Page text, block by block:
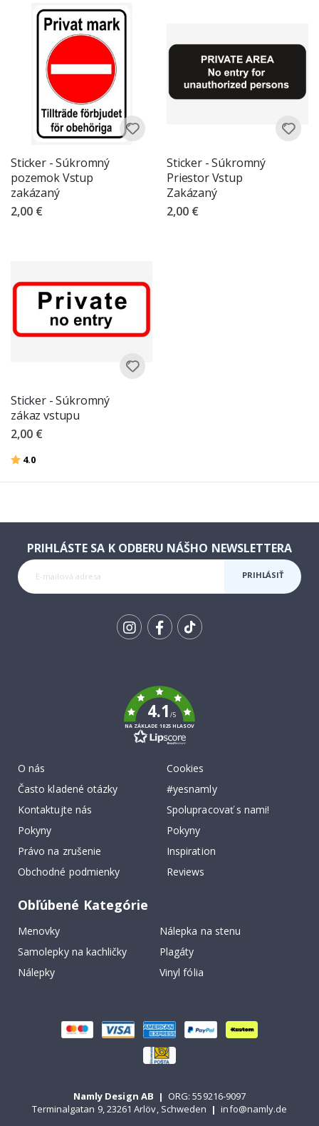
Sticker - Súkromný
pozemok Vstup
zakázaný
2,00 €
Sticker - Súkromný
Priestor Vstup
Zakázaný
2,00 €
Sticker - Súkromný
zákaz vstupu
2,00 €
Hodnotenie:
4.0
PRIHLÁSTE SA K ODBERU NÁŠHO NEWSLETTERA
PRIHLÁSIŤ
4.1/5
NA ZÁKLADE 1025 HLASOV
O nás
Často kladené otázky
Kontaktujte nás
Pokyny
Právo na zrušenie
Obchodné podmienky
Cookies
#yesnamly
Spolupracovať s nami!
Pokyny
Inspiration
Reviews
Obľúbené Kategórie
Menovky
Nálepka na stenu
Samolepky na kachličky
Plagáty
Nálepky
Vinyl fólia
Namly Design AB | ORG: 559216-9097
Terminalgatan 9, 23261 Arlöv, Schweden | info@namly.de